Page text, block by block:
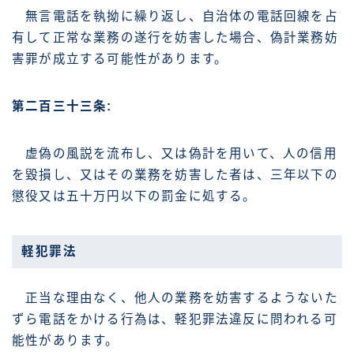
無言電話を執拗に繰り返し、自治体の電話回線を占
有して正常な業務の遂行を妨害した場合、偽計業務妨
害罪が成立する可能性があります。
第二百三十三条:
虚偽の風説を流布し、又は偽計を用いて、人の信用
を毀損し、又はその業務を妨害した者は、三年以下の
懲役又は五十万円以下の罰金に処する。
軽犯罪法
正当な理由なく、他人の業務を妨害するようないた
ずら電話をかける行為は、軽犯罪法違反に問われる可
能性があります。